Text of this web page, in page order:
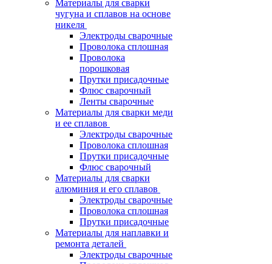
Материалы для сварки
чугуна и сплавов на основе
никеля
Электроды сварочные
Проволока сплошная
Проволока
порошковая
Прутки присадочные
Флюс сварочный
Ленты сварочные
Материалы для сварки меди
и ее сплавов
Электроды сварочные
Проволока сплошная
Прутки присадочные
Флюс сварочный
Материалы для сварки
алюминия и его сплавов
Электроды сварочные
Проволока сплошная
Прутки присадочные
Материалы для наплавки и
ремонта деталей
Электроды сварочные